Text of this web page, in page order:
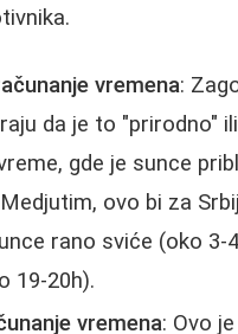
vremena:
da je to "prirodno" ili
gde je sunce
ovo bi za
rano sviće (oko 3-
19-20h).
vremena: Ovo